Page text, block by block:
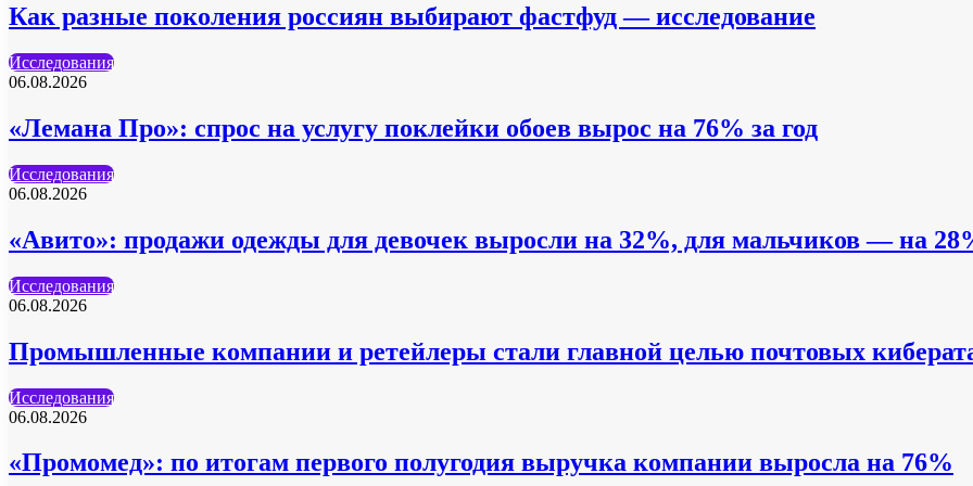
Как разные поколения россиян выбирают фастфуд — исследование
Исследования
06.08.2026
«Лемана Про»: спрос на услугу поклейки обоев вырос на 76% за год
Исследования
06.08.2026
«Авито»: продажи одежды для девочек выросли на 32%, для мальчиков — на
Исследования
06.08.2026
Промышленные компании и ретейлеры стали главной целью почтовых
Исследования
06.08.2026
«Промомед»: по итогам первого полугодия выручка компании выросла на 76%